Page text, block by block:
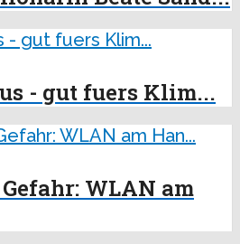
- gut fuers Klim...
WLAN am